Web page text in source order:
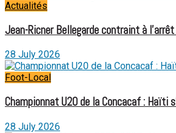
Actualités
Jean-Ricner Bellegarde contraint à
28 July 2026
Foot-Local
Championnat U20 de la Concacaf : Haïti
28 July 2026